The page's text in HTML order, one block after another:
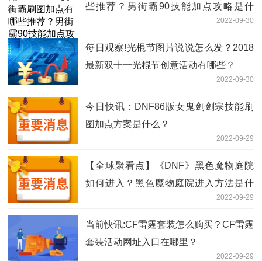
些推荐？男街霸90技能加点攻略是什
2022-09-30
每日观察!光棍节图片说说怎么发？2018
最新双十一光棍节创意活动有哪些？
2022-09-30
今日快讯：DNF86版女鬼剑剑宗技能刷
图加点方案是什么？
2022-09-29
【全球聚看点】《DNF》黑色魔物庭院
如何进入？黑色魔物庭院进入方法是什
2022-09-29
当前快讯:CF雷霆套装怎么购买？CF雷霆
套装活动网址入口在哪里？
2022-09-29